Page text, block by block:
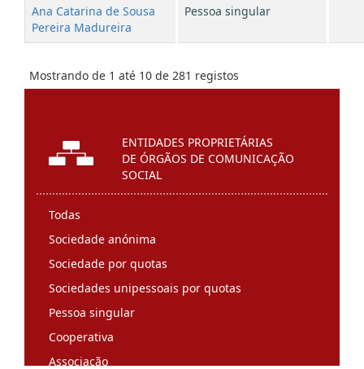
Ana Catarina de Sousa
Pereira Madureira
Pessoa singular
Mostrando de 1 até 10 de 281 registos
ENTIDADES PROPRIETÁRIAS
DE ÓRGÃOS DE COMUNICAÇÃO
SOCIAL
Todas
Sociedade anónima
Sociedade por quotas
Sociedades unipessoais por quotas
Pessoa singular
Cooperativa
Associação